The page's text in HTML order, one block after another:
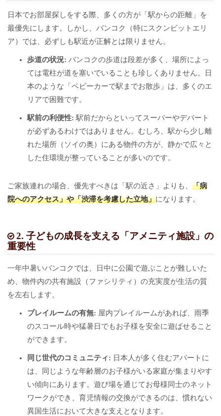
日本でお部屋探しをする際、多くの方が「駅からの距離」を
最優先にします。しかし、バンコク（特にスクンビットエリ
ア）では、必ずしも駅近が正解とは限りません。
歩道の状況: バンコクの歩道は段差が多く、場所によっ
ては電柱が道を塞いでいることも珍しくありません。日
本のような「ベビーカーで駅までお散歩」は、多くのエ
リアで困難です。
駅前の利便性: 駅前だからといってスーパーやデパート
が必ずあるわけではありません。むしろ、駅から少し離
れた場所（ソイの奥）にある物件の方が、静かで広々と
した住環境が整っていることが多いのです。
ご家族連れの場合、優先すべきは「駅の近さ」よりも、 「病
院へのアクセス」や「渋滞を考慮した立地」になります。
2. 子どもの成長を支える「アメニティ施設」の
重要性
一年中暑いバンコクでは、日中に公園で遊ぶことが難しいた
め、物件内の共有施設（ファシリティ）の充実度が生活の質
を左右します。
プレイルームの有無: 屋内プレイルームがあれば、雨季
のスコール時や猛暑日でもお子様を安全に遊ばせること
ができます。
同じ世代のコミュニティ: 日本人が多く住むアパートに
は、同じような年齢層のお子様がいる家庭が集まりやす
い傾向にあります。遊び場を通じてお母様同士のネット
ワークができ、育児情報の交換ができるのは、慣れない
異国生活において大きな支えとなります。